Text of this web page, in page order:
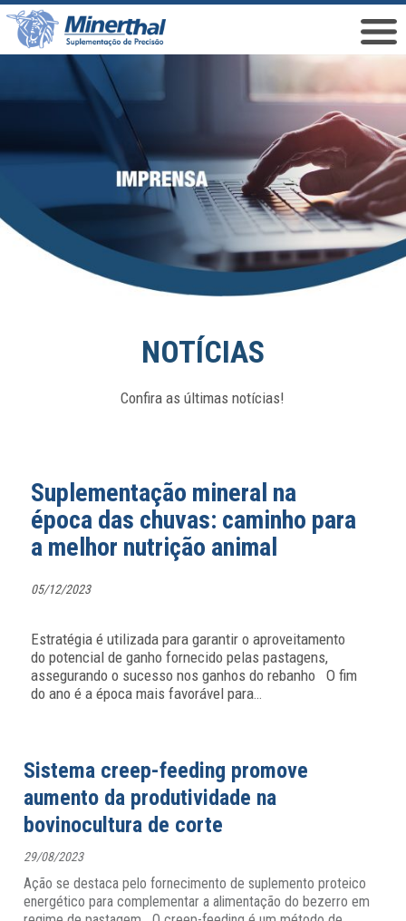
NOTÍCIAS
Confira as últimas notícias!
Suplementação mineral na
época das chuvas: caminho para
a melhor nutrição animal
05/12/2023
Estratégia é utilizada para garantir o aproveitamento
do potencial de ganho fornecido pelas pastagens,
assegurando o sucesso nos ganhos do rebanho O fim
do ano é a época mais favorável para…
Sistema creep-feeding promove
aumento da produtividade na
bovinocultura de corte
29/08/2023
Ação se destaca pelo fornecimento de suplemento proteico
energético para complementar a alimentação do bezerro em